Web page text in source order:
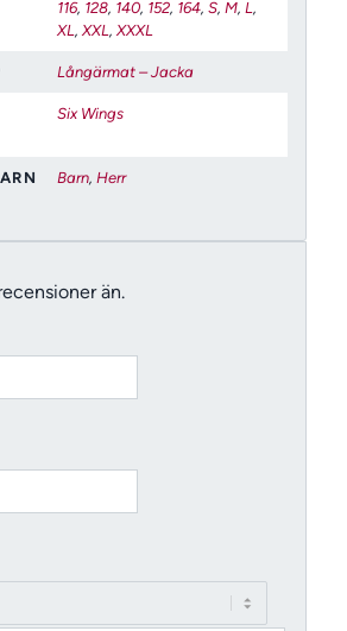
116, 128, 140, 152, 164, S, M, L ,
XL , XXL , XXXL
Långärmat – Jacka
Six Wings
Barn, Herr
än.